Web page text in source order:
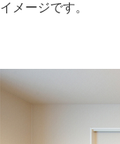
イメージです。